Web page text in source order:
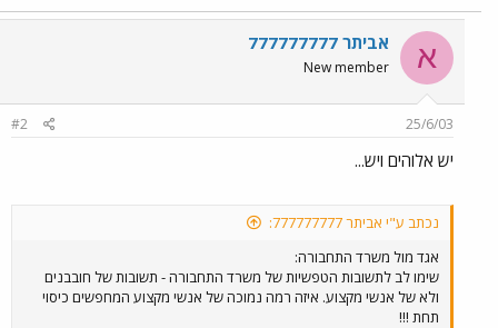
א אביתר 777777777
New member
25/6/03
#2
יש אלוהים ויש...
נכתב ע"י אביתר 777777777:
אגד מול משרד התחבורה:
שימו לב לתשובות הטפשיות של משרד התחבורה - תשובות של חובבנים
ולא של אנשי מקצוע. איזה רמה נמוכה של אנשי מקצוע המחפשים כיסוי
תחת !!!